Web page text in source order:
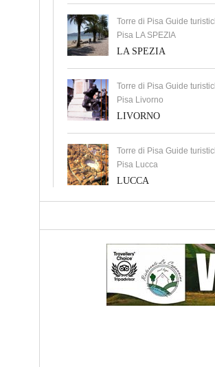
Torre di Pisa Guide
Pisa LA SPEZIA
LA SPEZIA
Torre di Pisa Guide
Pisa Livorno
LIVORNO
Torre di Pisa Guide
Pisa Lucca
LUCCA